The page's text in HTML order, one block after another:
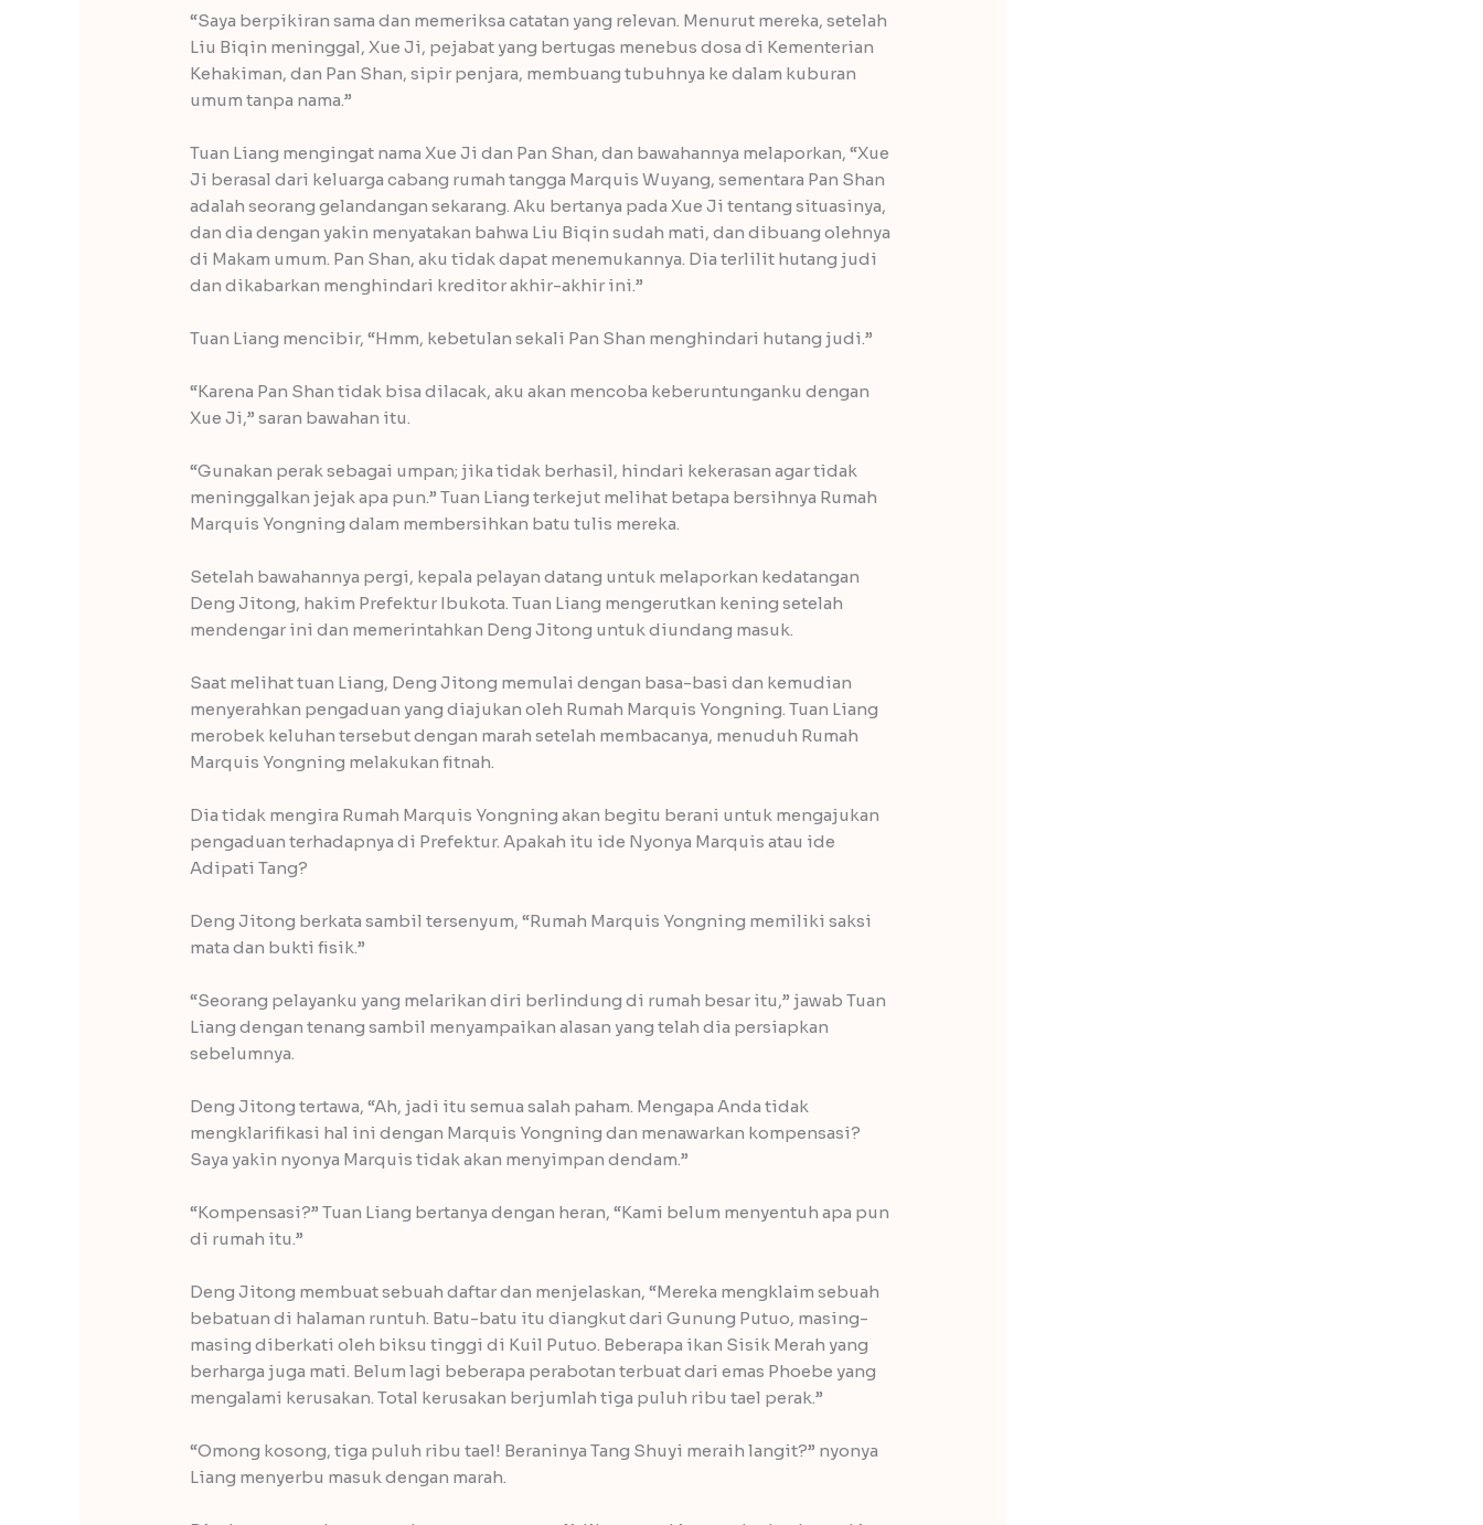
“Saya berpikiran sama dan memeriksa catatan yang relevan. Menurut mereka, setelah
Liu Biqin meninggal, Xue Ji, pejabat yang bertugas menebus dosa di Kementerian
Kehakiman, dan Pan Shan, sipir penjara, membuang tubuhnya ke dalam kuburan
umum tanpa nama.”
Tuan Liang mengingat nama Xue Ji dan Pan Shan, dan bawahannya melaporkan, “Xue
Ji berasal dari keluarga cabang rumah tangga Marquis Wuyang, sementara Pan Shan
adalah seorang gelandangan sekarang. Aku bertanya pada Xue Ji tentang situasinya,
dan dia dengan yakin menyatakan bahwa Liu Biqin sudah mati, dan dibuang olehnya
di Makam umum. Pan Shan, aku tidak dapat menemukannya. Dia terlilit hutang judi
dan dikabarkan menghindari kreditor akhir-akhir ini.”
Tuan Liang mencibir, “Hmm, kebetulan sekali Pan Shan menghindari hutang judi.”
“Karena Pan Shan tidak bisa dilacak, aku akan mencoba keberuntunganku dengan
Xue Ji,” saran bawahan itu.
“Gunakan perak sebagai umpan; jika tidak berhasil, hindari kekerasan agar tidak
meninggalkan jejak apa pun.” Tuan Liang terkejut melihat betapa bersihnya Rumah
Marquis Yongning dalam membersihkan batu tulis mereka.
Setelah bawahannya pergi, kepala pelayan datang untuk melaporkan kedatangan
Deng Jitong, hakim Prefektur Ibukota. Tuan Liang mengerutkan kening setelah
mendengar ini dan memerintahkan Deng Jitong untuk diundang masuk.
Saat melihat tuan Liang, Deng Jitong memulai dengan basa-basi dan kemudian
menyerahkan pengaduan yang diajukan oleh Rumah Marquis Yongning. Tuan Liang
merobek keluhan tersebut dengan marah setelah membacanya, menuduh Rumah
Marquis Yongning melakukan fitnah.
Dia tidak mengira Rumah Marquis Yongning akan begitu berani untuk mengajukan
pengaduan terhadapnya di Prefektur. Apakah itu ide Nyonya Marquis atau ide
Adipati Tang?
Deng Jitong berkata sambil tersenyum, “Rumah Marquis Yongning memiliki saksi
mata dan bukti fisik.”
“Seorang pelayanku yang melarikan diri berlindung di rumah besar itu,” jawab Tuan
Liang dengan tenang sambil menyampaikan alasan yang telah dia persiapkan
sebelumnya.
Deng Jitong tertawa, “Ah, jadi itu semua salah paham. Mengapa Anda tidak
mengklarifikasi hal ini dengan Marquis Yongning dan menawarkan kompensasi?
Saya yakin nyonya Marquis tidak akan menyimpan dendam.”
“Kompensasi?” Tuan Liang bertanya dengan heran, “Kami belum menyentuh apa pun
di rumah itu.”
Deng Jitong membuat sebuah daftar dan menjelaskan, “Mereka mengklaim sebuah
bebatuan di halaman runtuh. Batu-batu itu diangkut dari Gunung Putuo, masing-
masing diberkati oleh biksu tinggi di Kuil Putuo. Beberapa ikan Sisik Merah yang
berharga juga mati. Belum lagi beberapa perabotan terbuat dari emas Phoebe yang
mengalami kerusakan. Total kerusakan berjumlah tiga puluh ribu tael perak.”
“Omong kosong, tiga puluh ribu tael! Beraninya Tang Shuyi meraih langit?” nyonya
Liang menyerbu masuk dengan marah.